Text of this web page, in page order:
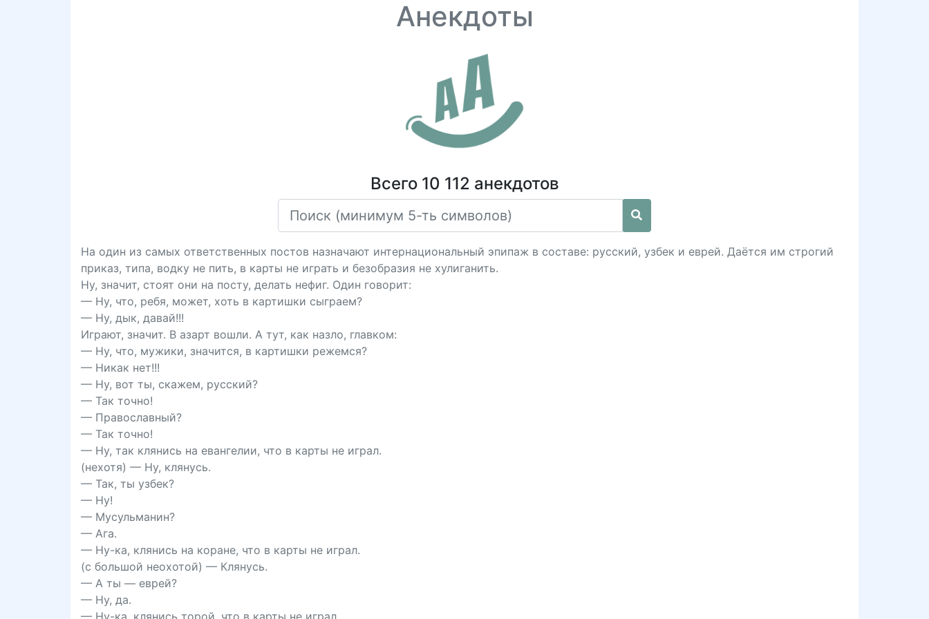
Анекдоты
Всего 10 112 анекдотов
На один из самых ответственных постов назначают интернациональный эпипаж в составе: русский, узбек и еврей. Даётся им строгий
приказ, типа, водку не пить, в карты не играть и безобразия не хулиганить.
Ну, значит, стоят они на посту, делать нефиг. Один говорит:
— Ну, что, ребя, может, хоть в картишки сыграем?
— Ну, дык, давай!!!
Играют, значит. В азарт вошли. А тут, как назло, главком:
— Ну, что, мужики, значится, в картишки режемся?
— Никак нет!!!
— Ну, вот ты, скажем, русский?
— Так точно!
— Православный?
— Так точно!
— Ну, так клянись на евангелии, что в карты не играл.
(нехотя) — Ну, клянусь.
— Так, ты узбек?
— Ну!
— Мусульманин?
— Ага.
— Ну-ка, клянись на коране, что в карты не играл.
(с большой неохотой) — Клянусь.
— А ты — еврей?
— Ну, да.
— Ну-ка, клянись торой, что в карты не играл.